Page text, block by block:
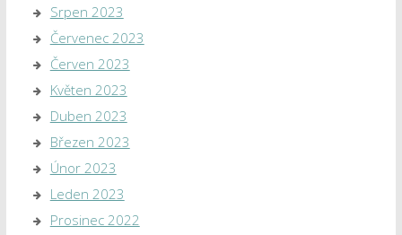
Srpen 2023
Červenec 2023
Červen 2023
Květen 2023
Duben 2023
Březen 2023
Únor 2023
Leden 2023
Prosinec 2022